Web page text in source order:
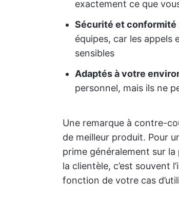
exactement ce que
Sécurité et conformité
équipes, car les
sensibles
Adaptés à votre
personnel, mais ils ne
Une remarque à contre-
de meilleur produit. Pour
prime généralement sur
la clientèle, c’est souvent
fonction de votre cas